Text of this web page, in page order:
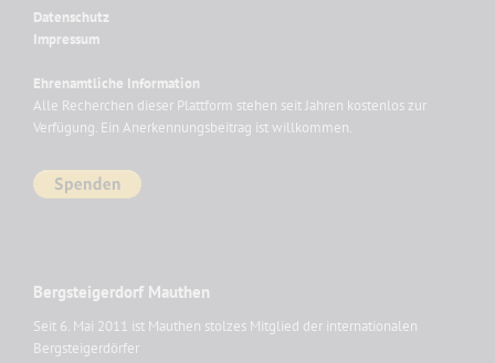
Datenschutz
Impressum
Ehrenamtliche Information
Alle Recherchen dieser Plattform stehen seit Jahren kostenlos zur
Verfügung. Ein Anerkennungsbeitrag ist willkommen.
Bergsteigerdorf Mauthen
Seit 6. Mai 2011 ist Mauthen stolzes Mitglied der internationalen
Bergsteigerdörfer